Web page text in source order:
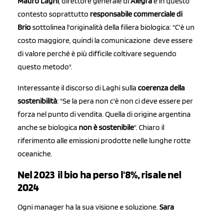
contesto soprattutto responsabile commerciale di
Briosottolinea l'originalità della filiera biologica: "C'è un
costo maggiore, quindi la comunicazione deve essere
di valore perché è più difficile coltivare seguendo
questo metodo".
Interessante il discorso di Laghi sulla coerenza della
sostenibilità: "Se la pera non c'è non ci deve essere per
forza nel punto di vendita. Quella di origine argentina
anche se biologica non è sostenibile". Chiaro il
riferimento alle emissioni prodotte nelle lunghe rotte
oceaniche.
Nel 2023 il bio ha perso l'8%, risale nel
2024
Ogni manager ha la sua visione e soluzione. Sara